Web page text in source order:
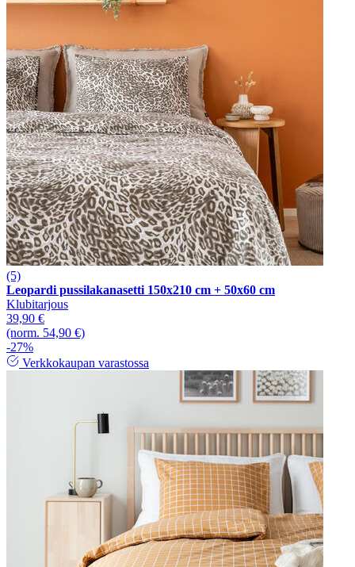
(5)
Leopardi pussilakanasetti 150x210 cm + 50x60 cm
Klubitarjous
39,90 €
(norm. 54,90 €)
-27%
Verkkokaupan varastossa